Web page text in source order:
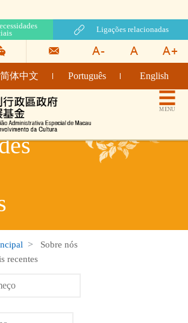
Ligações relacionadas
简体中文 Português English
da Cultura
MENU
Sobre nós
recentes